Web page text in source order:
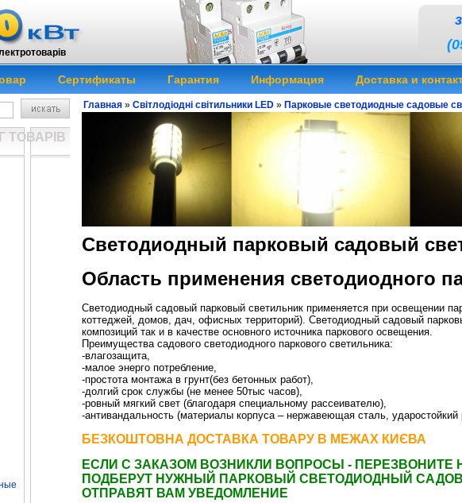
Сертификаты Гарантия Информация Доставка и
ТОВАРІВ
Главная » Світлодіодні світильники LED » Парковые светодиодные садовые
Светодиодный парковый садовый
Область применения светодиодного
Светодиодный садовый парковый светильник применяется при освещении
коттеджей, домов, дач, офисных территорий). Светодиодный садовый
композиций так и в качестве основного источника паркового освещения.
Преимущества садового светодиодного паркового светильника:
-влагозащита,
-малое энерго потребление,
-простота монтажа в грунт(без бетонных работ),
-долгий срок службы (не менее 50тыс часов),
-ровный мягкий свет (благодаря специальному рассеивателю),
-антивандальность (материалы корпуса – нержавеющая сталь, ударостойкий
БЕЗКОШТОВНА ДОСТАВКА ТОВАРУ В МЕЖАХ КИЄВА
ЕСЛИ С ЗАКАЗОМ ВОЗНИКЛИ ВОПРОСЫ - ПЕРЕЗВОНИТЕ
ПОДБЕРУТ НУЖНЫЙ ПАРКОВЫЙ СВЕТОДИОДНЫЙ
ОТПРАВЯТ ВАМ УВЕДОМЛЕНИЕ